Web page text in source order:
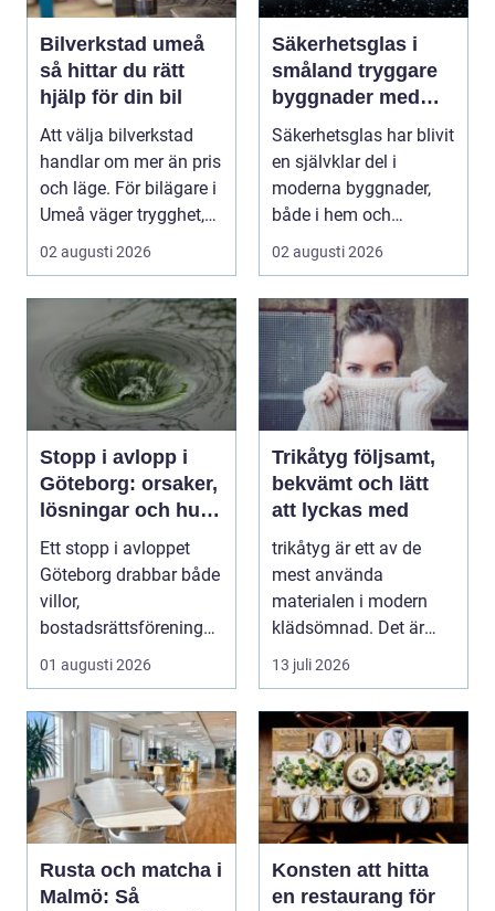
Bilverkstad umeå
så hittar du rätt
hjälp för din bil
Att välja bilverkstad
handlar om mer än pris
och läge. För bilägare i
Umeå väger trygghet,
tillgängl...
02 augusti 2026
Säkerhetsglas i
småland tryggare
byggnader med
smarta
glaslösningar
Säkerhetsglas har blivit
en självklar del i
moderna byggnader,
både i hem och
offentliga miljöer. I ...
02 augusti 2026
Stopp i avlopp i
Göteborg: orsaker,
lösningar och hur
problem kan
undvikas
Ett stopp i avloppet
Göteborg drabbar både
villor,
bostadsrättsföreningar
och h...
01 augusti 2026
Trikåtyg följsamt,
bekvämt och lätt
att lyckas med
trikåtyg är ett av de
mest använda
materialen i modern
klädsömnad. Det är
mjukt, elastiskt och
13 juli 2026
Rusta och matcha i
Malmö: Så
Konsten att hitta
en restaurang för